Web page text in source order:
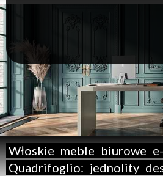
Włoskie meble biurowe
Quadrifoglio: jednolity